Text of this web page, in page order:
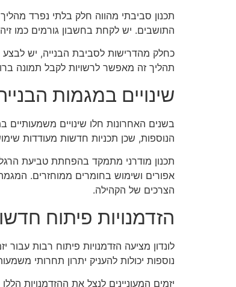
תכנון סביבתי מהווה חלק בלתי נפרד
התושבים. יש לקחת בחשבון גורמים כמו
תהליך זה מאפשר לרשויות לקבל תמונה
שינויים במגמות
בשנים האחרונות חלו שינויים משמעותיים
הנוספות, שכן תכניות חדשות מעודדות
תכנון מודרני מתמקד בהפחתת טביעת
אפורים ושימוש בחומרים ממוחזרים.
הצרכים של הקהילה.
הזדמנויות פיתוח
לונדון מציעה הזדמנויות פיתוח רבות עבור
נוספות יכולות להעניק יתרון תחרותי
יזמים המעוניינים לנצל את ההזדמנויות